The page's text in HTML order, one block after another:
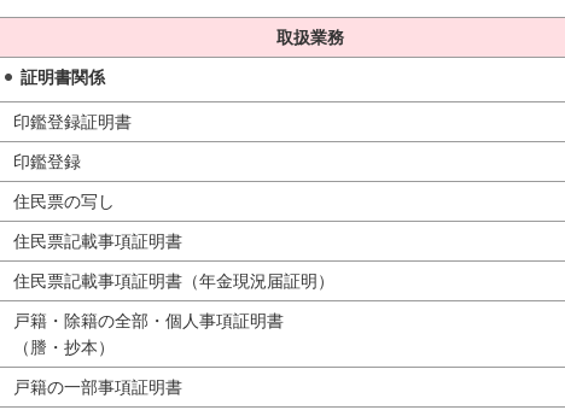
取扱業務
証明書関係
印鑑登録証明書
印鑑登録
住民票の写し
住民票記載事項証明書
住民票記載事項証明書（年金現況届証明）
戸籍・除籍の全部・個人事項証明書
（謄・抄本）
戸籍の一部事項証明書